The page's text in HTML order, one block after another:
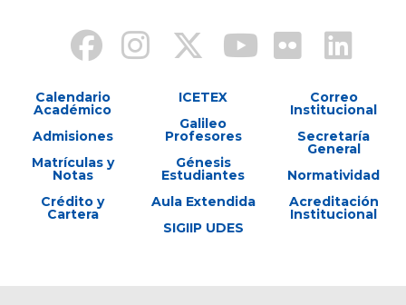
Calendario
Académico
Admisiones
Matrículas y
Notas
Crédito y
Cartera
ICETEX
Galileo
Profesores
Génesis
Estudiantes
Aula Extendida
SIGIIP UDES
Correo
Institucional
Secretaría
General
Normatividad
Acreditación
Institucional